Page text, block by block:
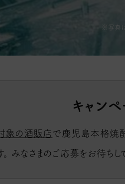
※写真は
キャン
象の酒販店 で鹿児島本格焼
。 みなさまのご応募をお待ちし